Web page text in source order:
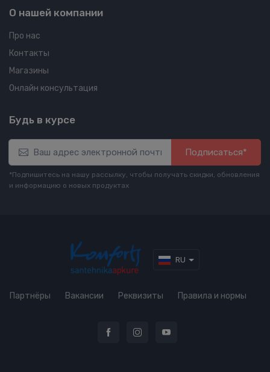
О нашей компании
Про нас
Контакты
Магазины
Онлайн консультация
Будь в курсе
Подписаться*
*Подпишитесь на нашу рассылку, чтобы получать скидки, обновления
и информацию о новых продуктах
RU
Партнёры Вакансии Реквизиты Правила и нормы